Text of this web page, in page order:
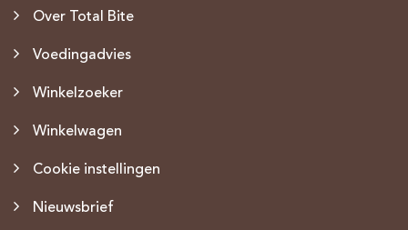
Over Total Bite
Voedingadvies
Winkelzoeker
Winkelwagen
Cookie instellingen
Nieuwsbrief